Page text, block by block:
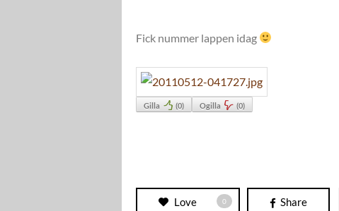
Fick nummer lappen idag
Gilla (0) Ogilla (0)
Love 0 Share